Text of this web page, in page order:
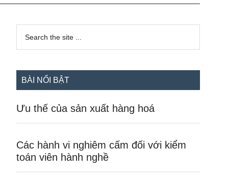
Sidebar
chính
...
BÀI NỔI BẬT
Ưu thế của sản xuất hàng hoá
Các hành vi nghiêm cấm đối với kiểm
toán viên hành nghề